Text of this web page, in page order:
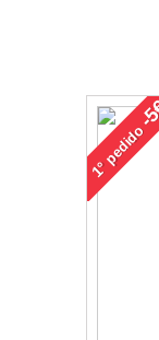
1°
pedido
-